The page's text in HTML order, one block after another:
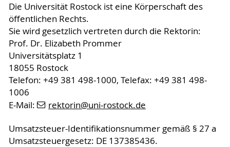
Die Universität Rostock ist eine Körperschaft des
öffentlichen Rechts.
Sie wird gesetzlich vertreten durch die Rektorin:
Prof. Dr. Elizabeth Prommer
Universitätsplatz 1
18055 Rostock
Telefon: +49 381 498-1000, Telefax: +49 381 498-
1006
E-Mail:
rektorin@uni-rostock.de
Umsatzsteuer-Identifikationsnummer gemäß § 27 a
Umsatzsteuergesetz: DE 137385436.